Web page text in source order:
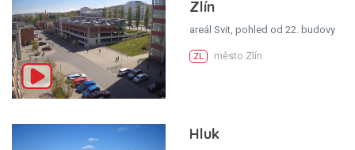
Zlín
areál Svit, pohled od 22. budovy
ZL město Zlín
Hluk